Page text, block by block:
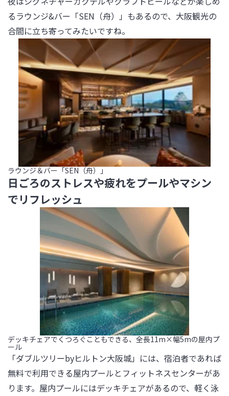
るラウンジ&バー「SEN（舟）」もあるので、大阪観光の
合間に立ち寄ってみたいですね。
ラウンジ＆バー「SEN（舟）」
日ごろのストレスや疲れをプールやマシン
でリフレッシュ
デッキチェアでくつろぐこともできる、全長11m×幅5mの屋内プ
ール
「ダブルツリーbyヒルトン大阪城」には、宿泊者であれば
無料で利用できる屋内プールとフィットネスセンターがあ
ります。屋内プールにはデッキチェアがあるので、軽く泳